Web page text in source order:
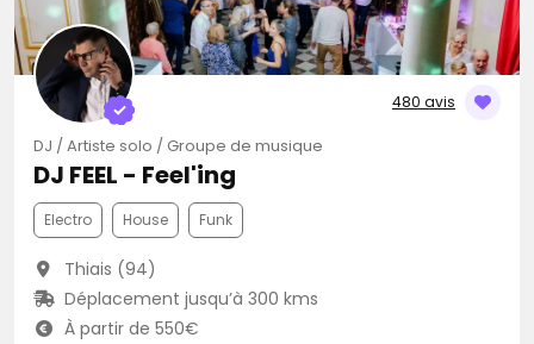
480 avis
DJ / Artiste solo / Groupe de musique
DJ FEEL - Feel'ing
Electro House Funk
Thiais (94)
Déplacement jusqu’à 300 kms
À partir de 550€